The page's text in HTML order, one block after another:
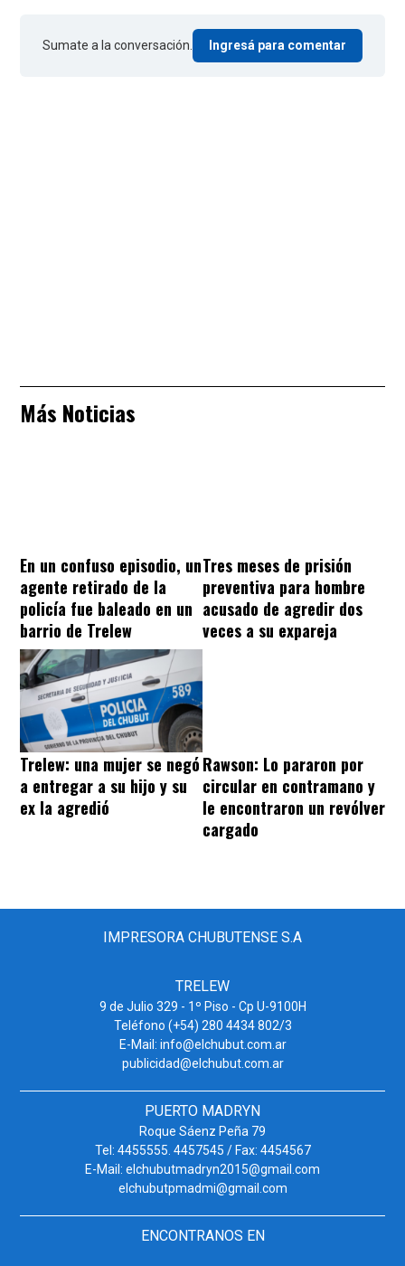
Sumate a la conversación. Ingresá para comentar
Más Noticias
En un confuso episodio, un
agente retirado de la
policía fue baleado en un
barrio de Trelew
Tres meses de prisión
preventiva para hombre
acusado de agredir dos
veces a su expareja
Trelew: una mujer se negó
a entregar a su hijo y su
ex la agredió
Rawson: Lo pararon por
circular en contramano y
le encontraron un revólver
cargado
IMPRESORA CHUBUTENSE S.A
TRELEW
9 de Julio 329 - 1º Piso - Cp U-9100H
Teléfono (+54) 280 4434 802/3
E-Mail: info@elchubut.com.ar
publicidad@elchubut.com.ar
PUERTO MADRYN
Roque Sáenz Peña 79
Tel: 4455555. 4457545 / Fax: 4454567
E-Mail: elchubutmadryn2015@gmail.com
elchubutpmadmi@gmail.com
ENCONTRANOS EN